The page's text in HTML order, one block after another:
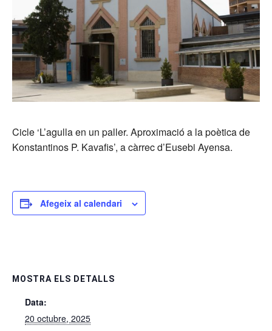
Cicle ‘L’agulla en un paller. Aproximació a la poètica de
Konstantinos P. Kavafis’, a càrrec d’Eusebi Ayensa.
Afegeix al calendari
MOSTRA ELS DETALLS
Data:
20 octubre, 2025